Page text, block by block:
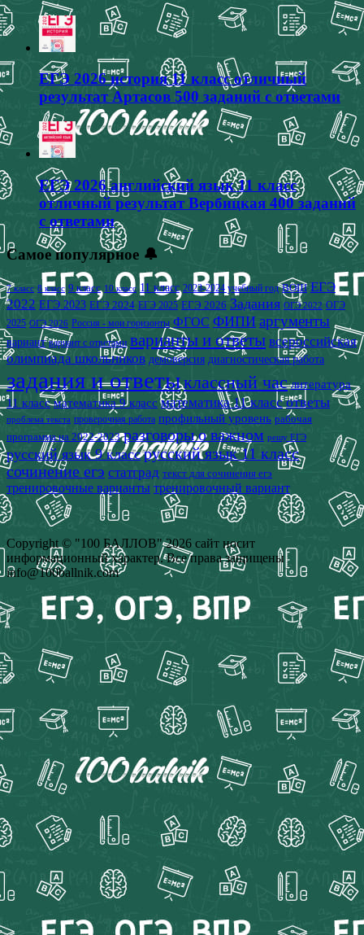
ЕГЭ 2026 история 11 класс отличный
результат Артасов 500 заданий с ответами
ЕГЭ 2026 английский язык 11 класс
отличный результат Вербицкая 400 заданий
с ответами
Самое популярное 🔔
7 класс 8 класс 9 класс 10 класс 11 класс 2023-2024 учебный год ВОШ ЕГЭ
2022 ЕГЭ 2023 ЕГЭ 2024 ЕГЭ 2025 ЕГЭ 2026 Задания ОГЭ 2022 ОГЭ
2025 ОГЭ 2026 Россия - мои горизонты ФГОС ФИПИ аргументы
вариант вариант с ответами варианты и ответы всероссийская
олимпиада школьников демоверсия диагностическая работа
задания и ответыклассный час литература
11 класс математика 9 класс математика 11 класс ответы
проблема текста проверочная работа профильный уровень рабочая
программа на 2022-2023 разговоры о важном решу ЕГЭ
русский язык 9 класс русский язык 11 класс
сочинение егэ статград текст для сочинения егэ
тренировочные варианты тренировочный вариант
Copyright © "100 БАЛЛОВ" 2026 сайт носит
информационный характер. Все права защищены
info@100ballnik.com